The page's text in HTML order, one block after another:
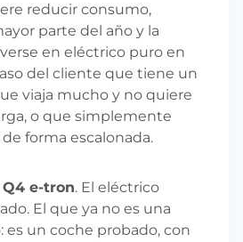
reducir consumo,
parte del año y la
en eléctrico puro en
del cliente que tiene un
viaja mucho y no quiere
o que simplemente
forma escalonada.
Q4 e-tron. El eléctrico
El que ya no es una
es un coche probado, con